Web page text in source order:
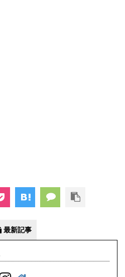
最新記事